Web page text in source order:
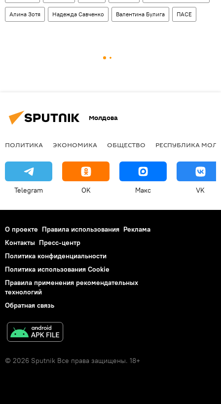
Алина Зотя Надежда Савченко Валентина Булига ПАСЕ
Молдова
ПОЛИТИКА ЭКОНОМИКА ОБЩЕСТВО РЕСПУБЛИКА
Telegram OK Макс VK
О проекте Правила использования Реклама
Контакты Пресс-центр
Политика конфиденциальности
Политика использования Cookie
Правила применения рекомендательных
технологий
Обратная связь
© 2026 Sputnik Все права защищены. 18+